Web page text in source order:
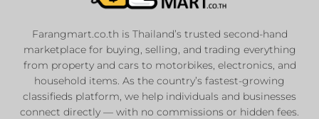
Properties
Private Sellers
Real Estate Agents
Sale & Rent
Farangmart.co.th is Thailand’s trusted second-hand
marketplace for buying, selling, and trading everything
from property and cars to motorbikes, electronics, and
household items. As the country’s fastest-growing
classifieds platform, we help individuals and businesses
connect directly — with no commissions or hidden fees.